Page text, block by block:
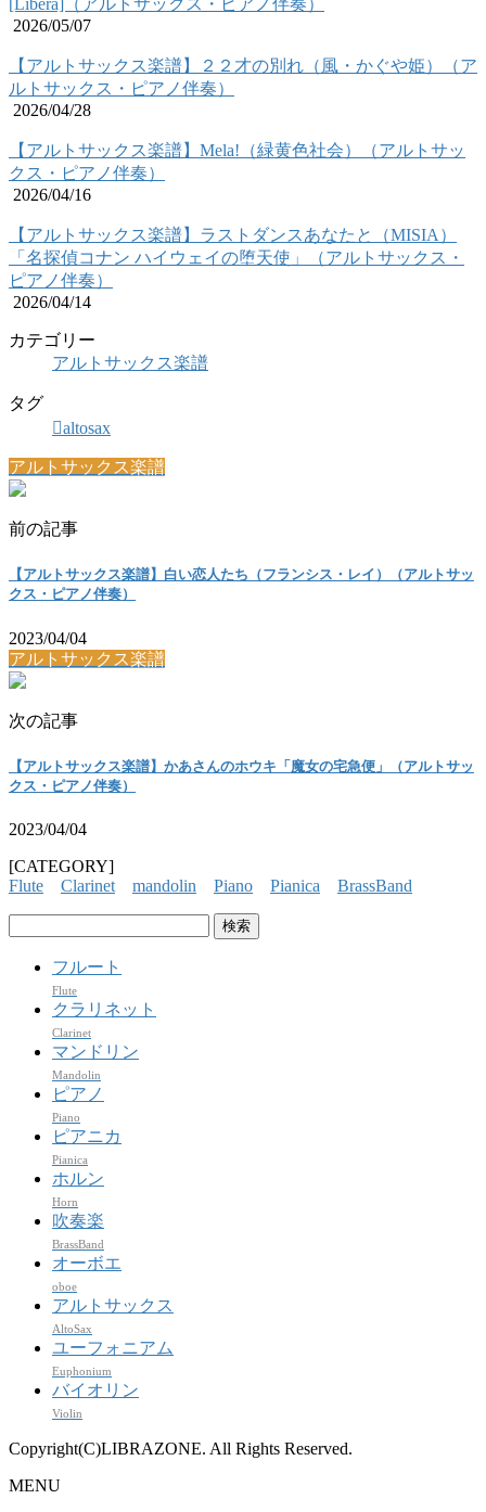
[Libera]（アルトサックス・ピアノ伴奏）
2026/05/07
【アルトサックス楽譜】２２才の別れ（風・かぐや姫）（ア
ルトサックス・ピアノ伴奏）
2026/04/28
【アルトサックス楽譜】Mela!（緑黄色社会）（アルトサッ
クス・ピアノ伴奏）
2026/04/16
【アルトサックス楽譜】ラストダンスあなたと（MISIA）
「名探偵コナン ハイウェイの堕天使」（アルトサックス・
ピアノ伴奏）
2026/04/14
カテゴリー
アルトサックス楽譜
タグ
altosax
アルトサックス楽譜
前の記事
【アルトサックス楽譜】白い恋人たち（フランシス・レイ）（アルトサッ
クス・ピアノ伴奏）
2023/04/04
アルトサックス楽譜
次の記事
【アルトサックス楽譜】かあさんのホウキ「魔女の宅急便」（アルトサッ
クス・ピアノ伴奏）
2023/04/04
[CATEGORY]
Flute
Clarinet mandolin Piano Pianica
BrassBand
フルート
Flute
クラリネット
Clarinet
マンドリン
Mandolin
ピアノ
Piano
ピアニカ
Pianica
ホルン
Horn
吹奏楽
BrassBand
オーボエ
oboe
アルトサックス
AltoSax
ユーフォニアム
Euphonium
バイオリン
Violin
Copyright(C)LIBRAZONE. All Rights Reserved.
MENU